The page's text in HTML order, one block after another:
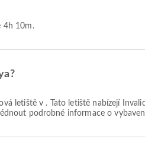
4h 10m.
letiště v . Tato letiště nabízejí
podrobné informace o